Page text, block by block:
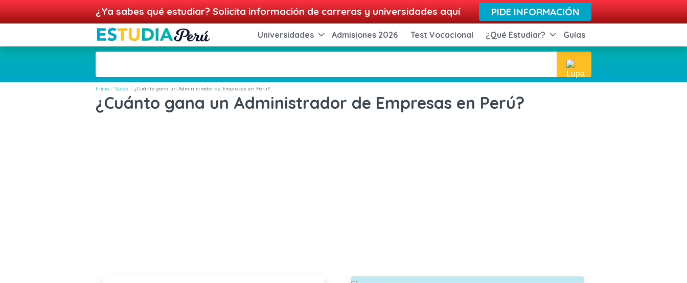
¿Ya sabes qué estudiar? Solicita información de carreras y universidades aquí PIDE INFORMACIÓN
Universidades Admisiones 2026 Test Vocacional ¿Qué Estudiar? Guías
Inicio Guías ¿Cuánto gana un Administrador de Empresas en Perú?
¿Cuánto gana un Administrador de Empresas en Perú?